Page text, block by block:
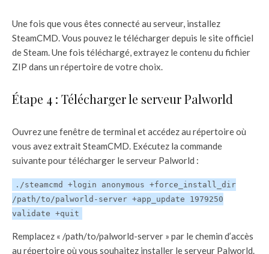
Une fois que vous êtes connecté au serveur, installez
SteamCMD. Vous pouvez le télécharger depuis le site officiel
de Steam. Une fois téléchargé, extrayez le contenu du fichier
ZIP dans un répertoire de votre choix.
Étape 4 : Télécharger le serveur Palworld
Ouvrez une fenêtre de terminal et accédez au répertoire où
vous avez extrait SteamCMD. Exécutez la commande
suivante pour télécharger le serveur Palworld :
./steamcmd +login anonymous +force_install_dir
/path/to/palworld-server +app_update 1979250
validate +quit
Remplacez « /path/to/palworld-server » par le chemin d’accès
au répertoire où vous souhaitez installer le serveur Palworld.